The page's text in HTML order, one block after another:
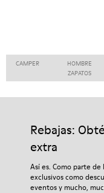
CAMPER
HOMBRE
ZAPATOS
Rebajas:
extra
Así es. Como parte
exclusivos como
eventos y mucho,